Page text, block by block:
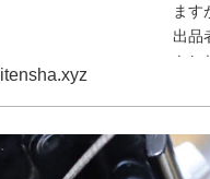
ます
出品
もし